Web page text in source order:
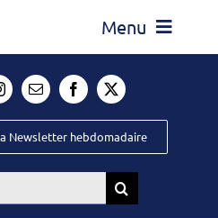
Menu
Newsletter hebdomadaire